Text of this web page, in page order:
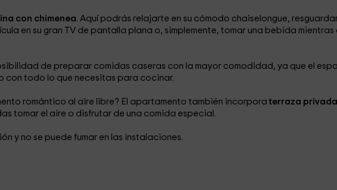
con chimenea. Aquí podrás relajarte en su cómodo chaiselongue,
en su gran TV de pantalla plana o, simplemente, tomar una bebida mientras
de preparar comidas caseras con la mayor comodidad, ya que el
con todo lo que necesitas para cocinar.
romántico al aire libre? El apartamento también incorpora terraza
tomar el aire o disfrutar de una comida especial.
y no se puede fumar en las instalaciones.